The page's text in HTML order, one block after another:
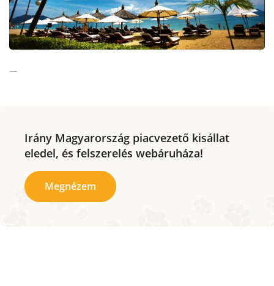
Irány Magyarország piacvezető kisállat
eledel, és felszerelés webáruháza!
Megnézem